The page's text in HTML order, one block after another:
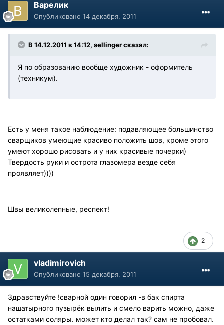
Варелик
Опубликовано 14 декабря, 2011
В 14.12.2011 в 14:12, sellinger сказал:
Я по образованию вообще художник - оформитель
(техникум).
Есть у меня такое наблюдение: подавляющее большинство
сварщиков умеющие красиво положить шов, кроме этого
умеют хорошо рисовать и у них красивые почерки)
Твердость руки и острота глазомера везде себя
проявляет))))
Швы великолепные, респект!
2
vladimirovich
Опубликовано 15 декабря, 2011
Здравствуйте !сварной один говорил -в бак спирта
нашатырного пузырёк вылить и смело варить можно, даже
остатками соляры. может кто делал так? сам не пробовал.